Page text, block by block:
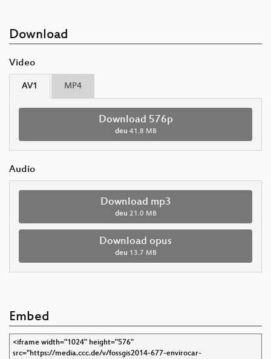
Download
Video
AV1 MP4
Download 576p
deu 41.8 MB
Audio
Download mp3
deu 21.0 MB
Download opus
deu 13.7 MB
Embed